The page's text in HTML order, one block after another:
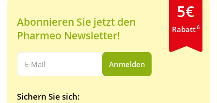
Abonnieren Sie jetzt den
Pharmeo Newsletter!
Ihre E-Mail Adresse:
Anmelden
Sichern Sie sich:
5€
Rabatt6